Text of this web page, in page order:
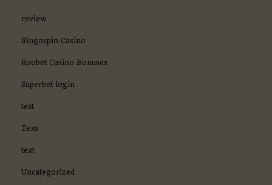
review
Ringospin Casino
Roobet Casino Bonuses
Superbet login
test
Texs
text
Uncategorized